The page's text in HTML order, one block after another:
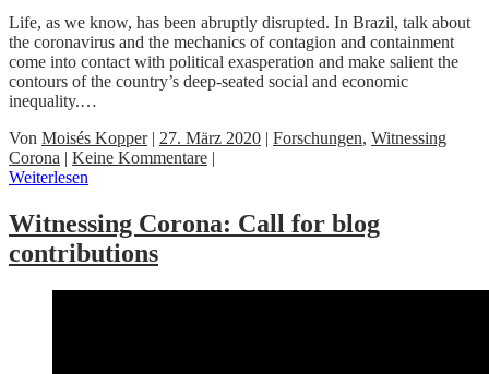
Life, as we know, has been abruptly disrupted. In Brazil, talk about
the coronavirus and the mechanics of contagion and containment
come into contact with political exasperation and make salient the
contours of the country’s deep-seated social and economic
inequality.…
Von Moisés Kopper| 27. März 2020 | Forschungen, Witnessing
Corona | Keine Kommentare |
Weiterlesen
Witnessing Corona: Call for blog
contributions